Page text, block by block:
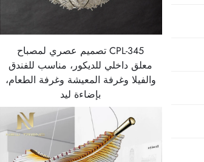
CPL-345 تصميم عصري لمصباح
معلق داخلي للديكور، مناسب للفندق
والفيلا وغرفة المعيشة وغرفة الطعام،
بإضاءة ليد